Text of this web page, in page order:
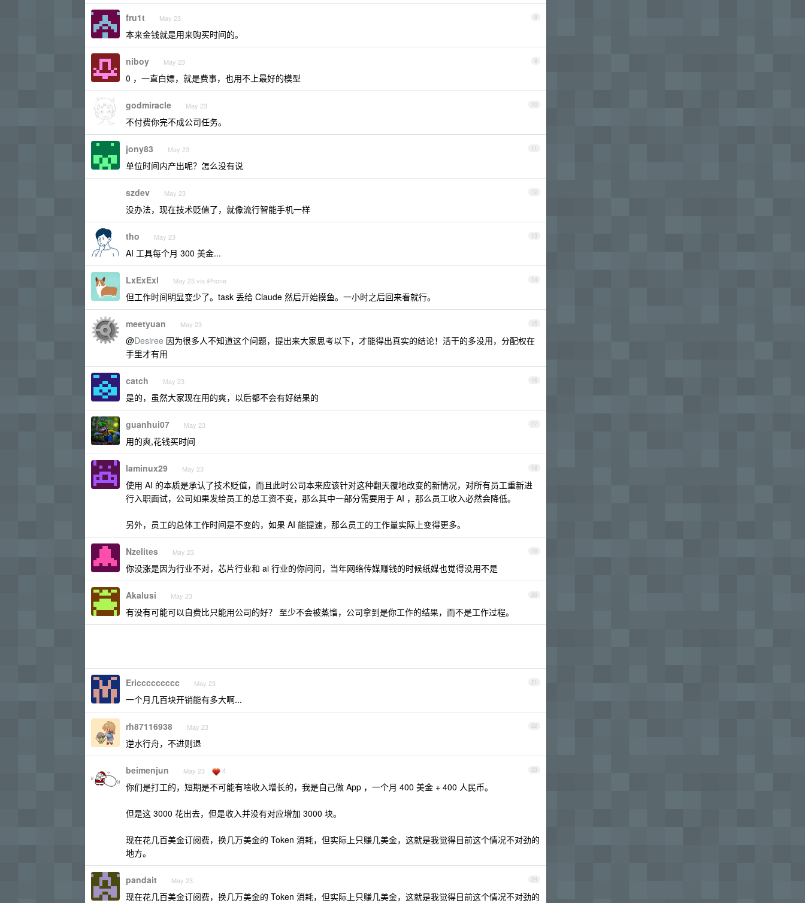
8
fru1t May 23
本来金钱就是用来购买时间的。
9
niboy May 23
0 ，一直白嫖，就是费事，也用不上最好的模型
10
godmiracle May 23
不付费你完不成公司任务。
11
jony83 May 23
单位时间内产出呢？怎么没有说
12
szdev May 23
没办法，现在技术贬值了，就像流行智能手机一样
13
tho May 23
AI 工具每个月 300 美金...
14
LxExExl May 23 via iPhone
但工作时间明显变少了。task 丢给 Claude 然后开始摸鱼。一小时之后回来看就行。
15
meetyuan May 23
@Desiree 因为很多人不知道这个问题，提出来大家思考以下，才能得出真实的结论！活干的多没用，分配权在
手里才有用
16
catch May 23
是的，虽然大家现在用的爽，以后都不会有好结果的
17
guanhui07 May 23
用的爽,花钱买时间
18
laminux29 May 23
使用 AI 的本质是承认了技术贬值，而且此时公司本来应该针对这种翻天覆地改变的新情况，对所有员工重新进
行入职面试，公司如果发给员工的总工资不变，那么其中一部分需要用于 AI ，那么员工收入必然会降低。
另外，员工的总体工作时间是不变的，如果 AI 能提速，那么员工的工作量实际上变得更多。
19
Nzelites May 23
你没涨是因为行业不对，芯片行业和 ai 行业的你问问，当年网络传媒赚钱的时候纸媒也觉得没用不是
20
Akalusi May 23
有没有可能可以自费比只能用公司的好？ 至少不会被蒸馏，公司拿到是你工作的结果，而不是工作过程。
21
Ericcccccccc May 23
一个月几百块开销能有多大啊...
22
rh87116938 May 23
逆水行舟，不进则退
23
beimenjun May 23 4
你们是打工的，短期是不可能有啥收入增长的，我是自己做 App ，一个月 400 美金 + 400 人民币。
但是这 3000 花出去，但是收入并没有对应增加 3000 块。
现在花几百美金订阅费，换几万美金的 Token 消耗，但实际上只赚几美金，这就是我觉得目前这个情况不对劲的
地方。
24
pandait May 23
现在花几百美金订阅费，换几万美金的 Token 消耗，但实际上只赚几美金，这就是我觉得目前这个情况不对劲的